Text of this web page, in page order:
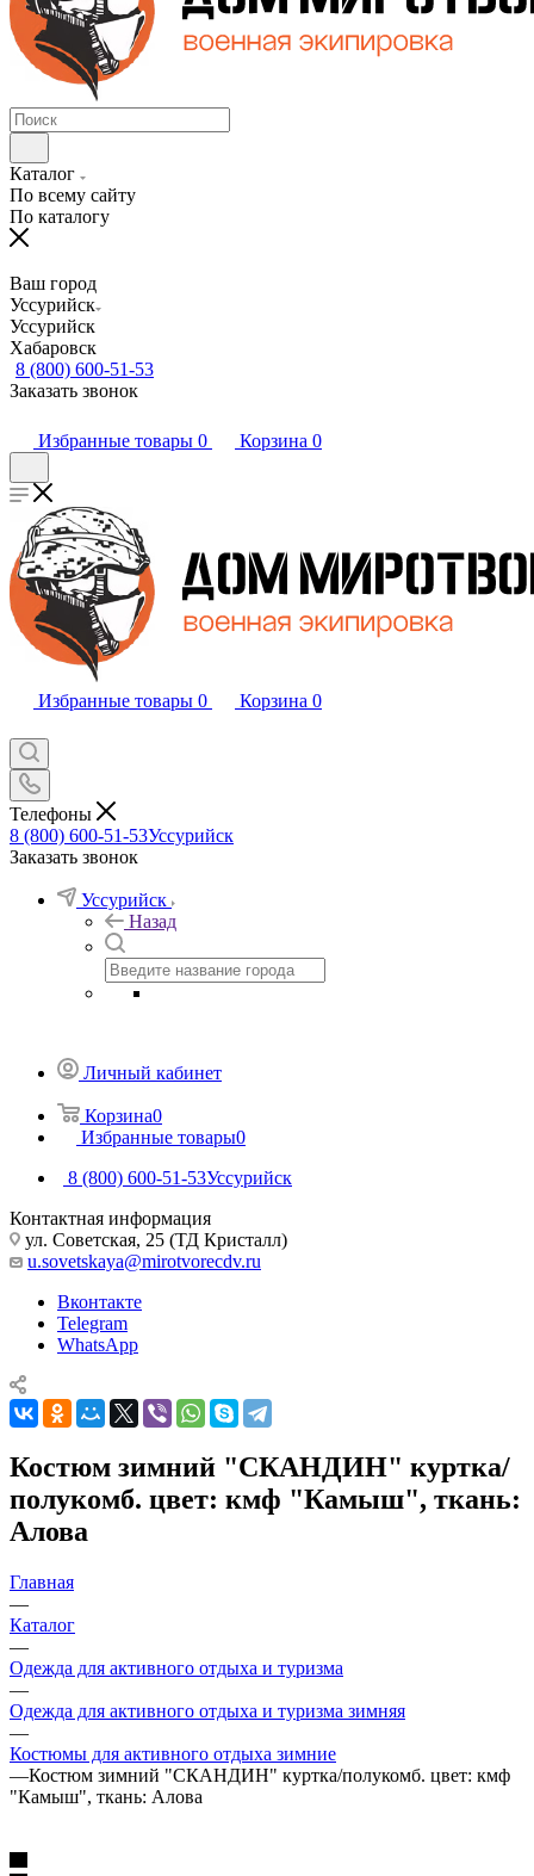
Каталог
По всему сайту
По каталогу
Ваш город
Уссурийск
Уссурийск
Хабаровск
8 (800) 600-51-53
Заказать звонок
Избранные товары 0 Корзина 0
Избранные товары 0 Корзина 0
Телефоны
8 (800) 600-51-53Уссурийск
Заказать звонок
Уссурийск
Назад
Личный кабинет
Корзина0
Избранные товары0
8 (800) 600-51-53Уссурийск
Контактная информация
ул. Советская, 25 (ТД Кристалл)
u.sovetskaya@mirotvorecdv.ru
Вконтакте
Telegram
WhatsApp
Костюм зимний "СКАНДИН" куртка/
полукомб. цвет: кмф "Камыш", ткань:
Алова
Главная
—
Каталог
—
Одежда для активного отдыха и туризма
—
Одежда для активного отдыха и туризма зимняя
—
Костюмы для активного отдыха зимние
—Костюм зимний "СКАНДИН" куртка/полукомб. цвет: кмф
"Камыш", ткань: Алова